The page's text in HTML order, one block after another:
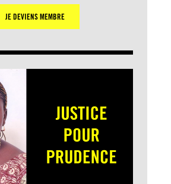
JE DEVIENS MEMBRE